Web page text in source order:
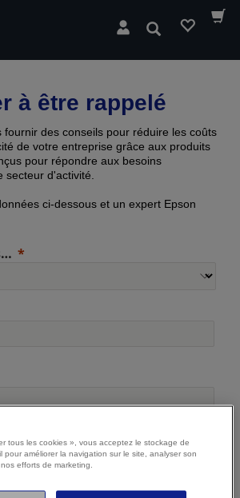
Rechercher
à être rappelé
fournir des conseils pour réduire les coûts
de votre entreprise grâce aux produits
pour répondre aux besoins
secteur d'activité.
ci-dessous et un expert Epson
tous les cookies », vous acceptez le stockage de
pour améliorer la navigation sur le site, analyser son
efforts de marketing.